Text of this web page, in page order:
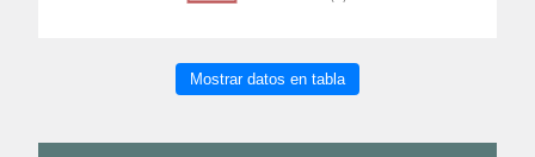
Mostrar datos en tabla